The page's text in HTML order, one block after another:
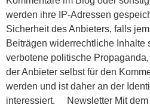
werden ihre IP-Adressen
Sicherheit des Anbieters, falls
Beiträgen widerrechtliche Inhalte
verbotene politische
der Anbieter selbst für den
werden und ist daher an der
interessiert. Newsletter Mit dem